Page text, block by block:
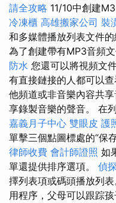
請全攻略 11/10中創建
冷凍櫃 高雄搬家公司 裝
和多媒體播放列表文件的
為了創建帶有MP3音頻
防水 您還可以將視頻文
有直接鏈接的人都可以
他頻道或非音樂內容共
享錄製音樂的聲音。 在
嘉義月子中心 雙眼皮 護
單擊三個點圖標處的“保
律師收費 會計師證照 如
單還提供排序選項。 偵探
擇列表項或碼頭播放列表
用程序，父母可以跟踪